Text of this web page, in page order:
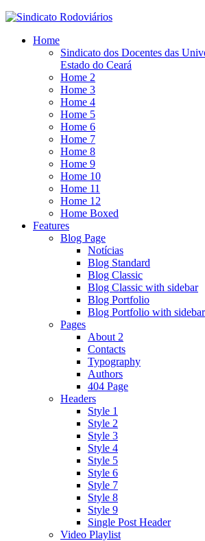
Home
Sindicato dos Docentes das
Estado do Ceará
Home 2
Home 3
Home 4
Home 5
Home 6
Home 7
Home 8
Home 9
Home 10
Home 11
Home 12
Home Boxed
Features
Blog Page
Notícias
Blog Standard
Blog Classic
Blog Classic with sidebar
Blog Portfolio
Blog Portfolio with sidebar
Pages
About 2
Contacts
Typography
Authors
404 Page
Headers
Style 1
Style 2
Style 3
Style 4
Style 5
Style 6
Style 7
Style 8
Style 9
Single Post Header
Video Playlist